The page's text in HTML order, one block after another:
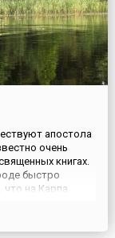
апостола
очень
книгах.
быстро
что на Карпа